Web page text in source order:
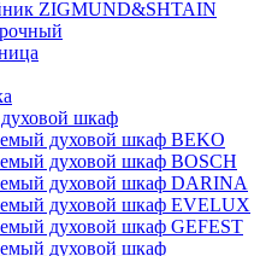
ZIGMUND&SHTAIN
шкаф
духовой шкаф BEKO
духовой шкаф BOSCH
духовой шкаф DARINA
духовой шкаф EVELUX
духовой шкаф GEFEST
духовой шкаф